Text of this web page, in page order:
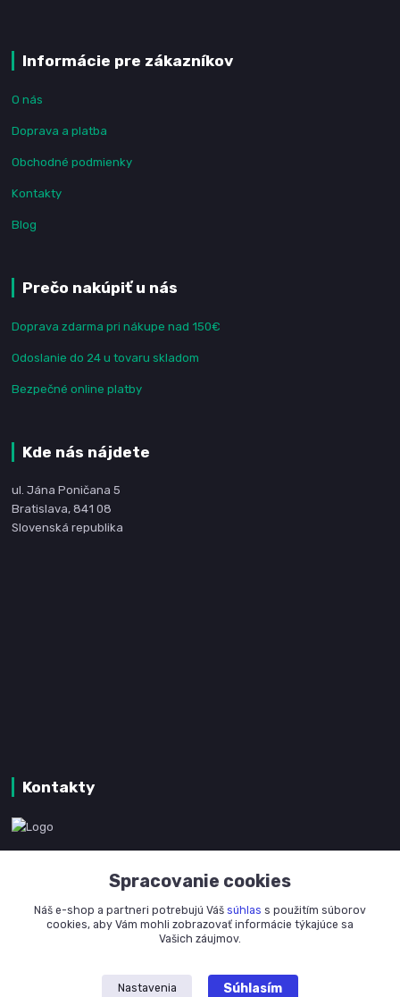
Informácie pre zákazníkov
O nás
Doprava a platba
Obchodné podmienky
Kontakty
Blog
Prečo nakúpiť u nás
Doprava zdarma pri nákupe nad 150€
Odoslanie do 24 u tovaru skladom
Bezpečné online platby
Kde nás nájdete
ul. Jána Poničana 5
Bratislava, 841 08
Slovenská republika
Kontakty
+421 905 327 801
(Po-Pia, 8-16 hod.)
Spracovanie cookies
Náš e-shop a partneri potrebujú Váš súhlas s použitím súborov
cookies, aby Vám mohli zobrazovať informácie týkajúce sa
Vašich záujmov.
Nastavenia Súhlasím